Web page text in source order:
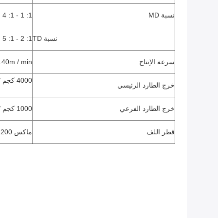
نسبة MD 1: 1 - 1: 4
نسبة TD 1: 2 - 1: 5
سرعة الإنتاج / min
خرج الطارد الرئيسي
4000 كجم / ساعة كحد أقصى
خرج الطارد الفرعي 1000 كجم / ساعة كحد أقصى
قطر اللف ماكس φ1200 مم